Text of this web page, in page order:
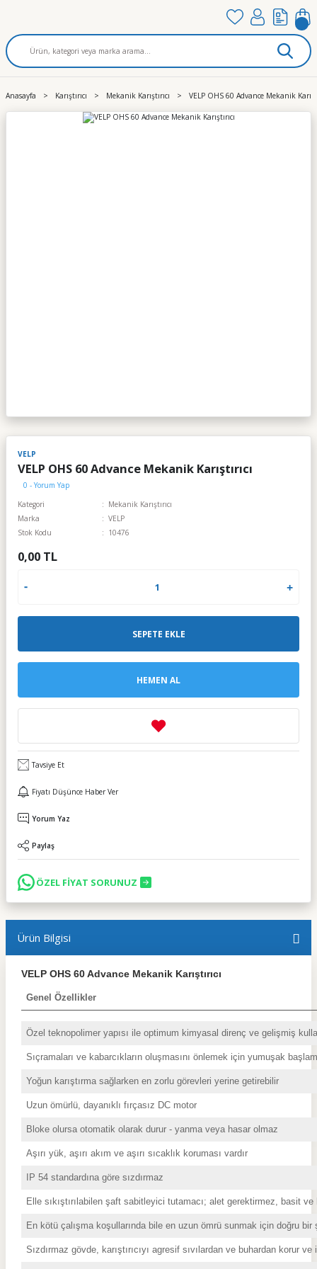
Anasayfa Karıştırıcı Mekanik Karıştırıcı VELP OHS 60 Advance Mekanik
VELP
VELP OHS 60 Advance Mekanik Karıştırıcı
0 - Yorum Yap
Kategori
Mekanik Karıştırıcı
Marka
VELP
Stok Kodu
10476
0,00 TL
SEPETE EKLE
HEMEN AL
Tavsiye Et
Fiyatı Düşünce Haber Ver
Yorum Yaz
Paylaş
ÖZEL FİYAT SORUNUZ
Ürün Bilgisi
VELP OHS 60 Advance Mekanik Karıştırıcı
Genel Özellikler
Özel teknopolimer yapısı ile optimum kimyasal direnç ve gelişmiş
Sıçramaları ve kabarcıkların oluşmasını önlemek için yumuşak
Yoğun karıştırma sağlarken en zorlu görevleri yerine getirebilir
Uzun ömürlü, dayanıklı fırçasız DC motor
Bloke olursa otomatik olarak durur - yanma veya hasar olmaz
Aşırı yük, aşırı akım ve aşırı sıcaklık koruması vardır
IP 54 standardına göre sızdırmaz
Elle sıkıştırılabilen şaft sabitleyici tutamacı; alet gerektirmez, basit ve
En kötü çalışma koşullarında bile en uzun ömrü sunmak için doğru
Sızdırmaz gövde, karıştırıcıyı agresif sıvılardan ve buhardan korur